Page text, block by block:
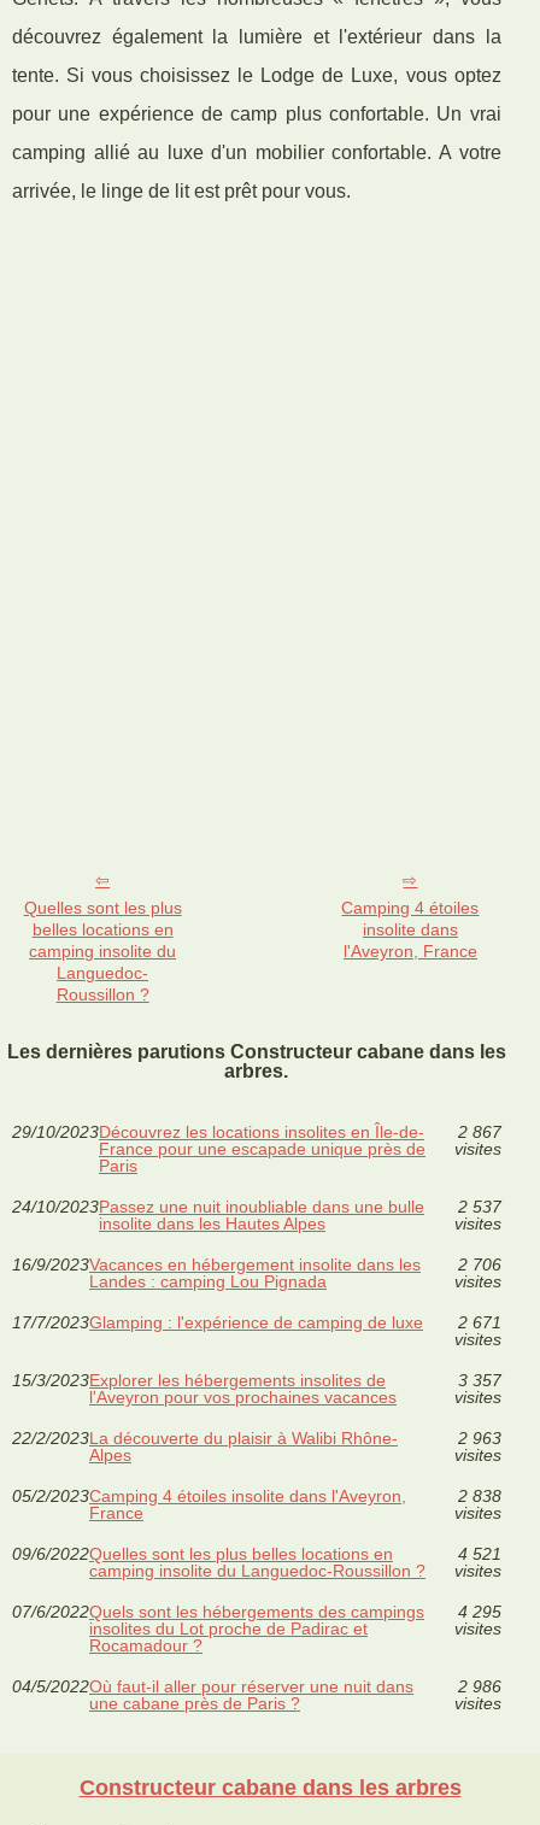
découvrez également la lumière et l'extérieur dans la
tente. Si vous choisissez le Lodge de Luxe, vous optez
pour une expérience de camp plus confortable. Un vrai
camping allié au luxe d'un mobilier confortable. A votre
arrivée, le linge de lit est prêt pour vous.
Quelles sont les plus
belles locations en
camping insolite du
Languedoc-
Roussillon ?
Camping 4 étoiles
insolite dans
l'Aveyron, France
Les dernières parutions Constructeur cabane dans les
arbres.
29/10/2023Découvrez les locations insolites en Île-de-
France pour une escapade unique près de
Paris
2 867
visites
24/10/2023Passez une nuit inoubliable dans une bulle
insolite dans les Hautes Alpes
2 537
visites
16/9/2023Vacances en hébergement insolite dans les
Landes : camping Lou Pignada
2 706
visites
17/7/2023Glamping : l'expérience de camping de luxe
2 671
visites
15/3/2023Explorer les hébergements insolites de
l'Aveyron pour vos prochaines vacances
3 357
visites
22/2/2023La découverte du plaisir à Walibi Rhône-
Alpes
2 963
visites
05/2/2023Camping 4 étoiles insolite dans l'Aveyron,
France
2 838
visites
09/6/2022Quelles sont les plus belles locations en
camping insolite du Languedoc-Roussillon ?
4 521
visites
07/6/2022Quels sont les hébergements des campings
insolites du Lot proche de Padirac et
Rocamadour ?
4 295
visites
04/5/2022Où faut-il aller pour réserver une nuit dans
une cabane près de Paris ?
2 986
visites
Constructeur cabane dans les arbres